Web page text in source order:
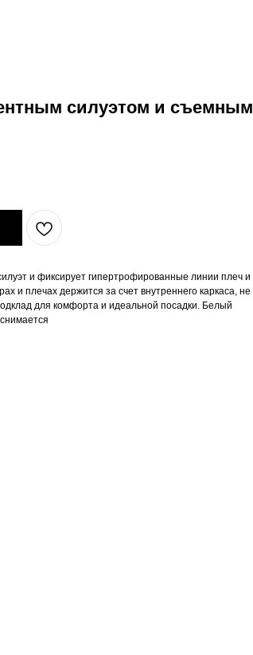
силуэтом и съемным
и фиксирует гипертрофированные линии плеч и
и плечах держится за счет внутреннего каркаса, не
для комфорта и идеальной посадки. Белый